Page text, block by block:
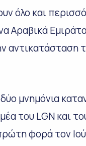
όλο και
Αραβικά
μνημόνια
του LGN και
φορά τον